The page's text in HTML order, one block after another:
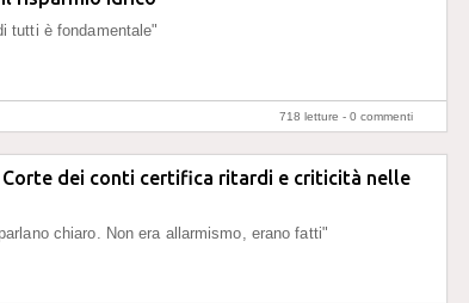
tutti è fondamentale"
718 letture - 0 commenti
Corte dei conti certifica ritardi e criticità nelle
chiaro. Non era allarmismo, erano fatti"